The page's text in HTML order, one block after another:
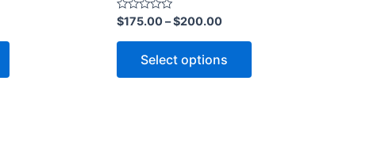
Rated
0
out
$175.00–$200.00
Select options